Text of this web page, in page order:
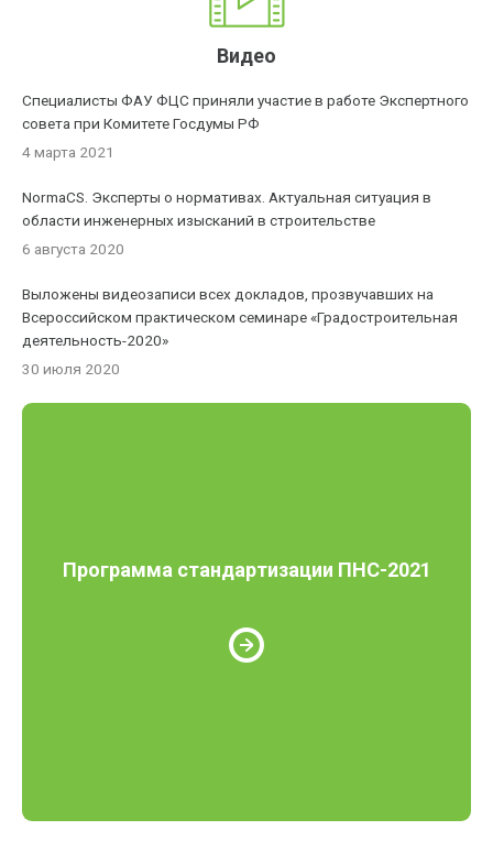
Видео
Специалисты ФАУ ФЦС приняли участие в работе Экспертного
совета при Комитете Госдумы РФ
4 марта 2021
NormaCS. Эксперты о нормативах. Актуальная ситуация в
области инженерных изысканий в строительстве
6 августа 2020
Выложены видеозаписи всех докладов, прозвучавших на
Всероссийском практическом семинаре «Градостроительная
деятельность-2020»
30 июля 2020
Программа стандартизации ПНС-2021